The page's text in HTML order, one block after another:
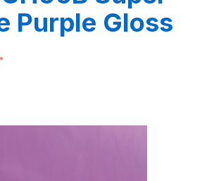
Purple Gloss